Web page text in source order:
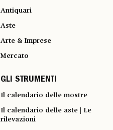
Antiquari
Aste
Arte & Imprese
Mercato
GLI STRUMENTI
Il calendario delle mostre
Il calendario delle aste | Le
rilevazioni